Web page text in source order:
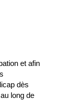
et afin
dès
long de